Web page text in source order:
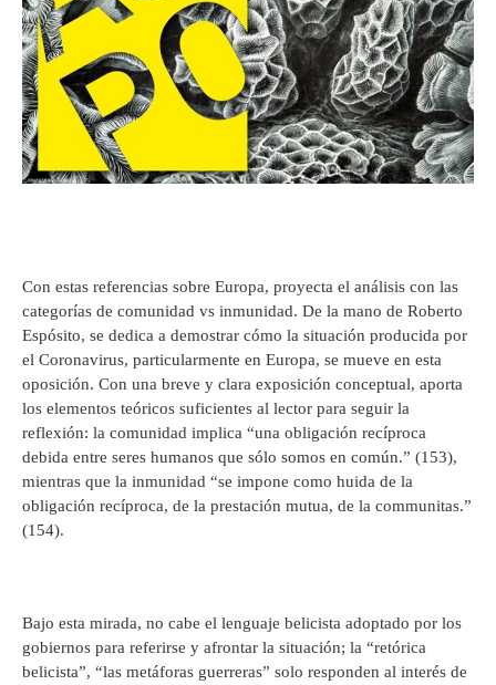
Con estas referencias sobre Europa, proyecta el análisis con las
categorías de comunidad vs inmunidad. De la mano de Roberto
Espósito, se dedica a demostrar cómo la situación producida por
el Coronavirus, particularmente en Europa, se mueve en esta
oposición. Con una breve y clara exposición conceptual, aporta
los elementos teóricos suficientes al lector para seguir la
reflexión: la comunidad implica “una obligación recíproca
debida entre seres humanos que sólo somos en común.” (153),
mientras que la inmunidad “se impone como huida de la
obligación recíproca, de la prestación mutua, de la communitas.”
(154).
Bajo esta mirada, no cabe el lenguaje belicista adoptado por los
gobiernos para referirse y afrontar la situación; la “retórica
belicista”, “las metáforas guerreras” solo responden al interés de